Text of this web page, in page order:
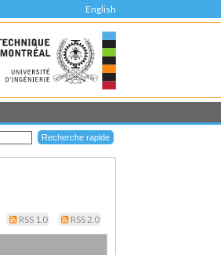
English
RSS 1.0 RSS 2.0